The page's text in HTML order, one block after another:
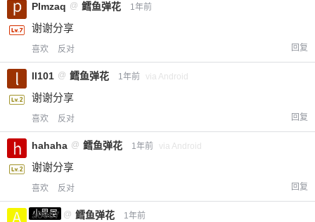
Plmzaq @ 鳕鱼弹花 1年前
谢谢分享
喜欢 反对 回复
ll101 @ 鳕鱼弹花 1年前 via Android
谢谢分享
喜欢 反对 回复
hahaha @ 鳕鱼弹花 1年前 via Android
谢谢分享
喜欢 反对 回复
小黑屋
a0987 @ 鳕鱼弹花 1年前